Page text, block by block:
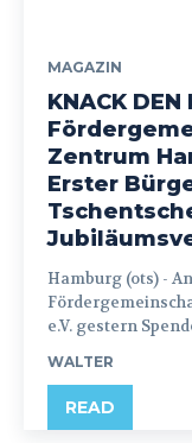
MAGAZIN
KNACK
Zentrum
Erster
Hamburg (ots) - Anlässlich ihres 50. Jubiläums lud die
e.V. gestern
WALTER
READ